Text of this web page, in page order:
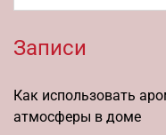
Записи
Как использовать
атмосферы в доме